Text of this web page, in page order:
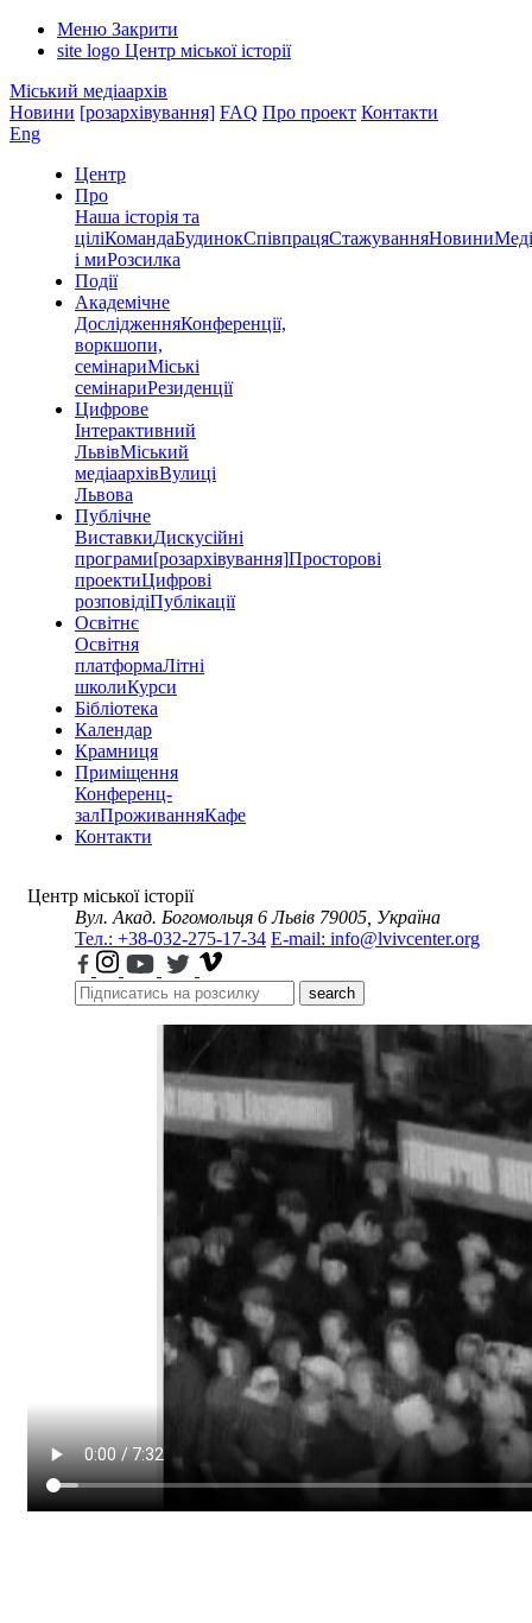
Меню Закрити
site logo Центр міської історії
Міський медіаархів
Новини [розархівування] FAQ Про проект Контакти
Eng
Центр
Про
Наша історія та
ціліКомандаБудинокСпівпрацяСтажуванняНовини
і миРозсилка
Події
Академічне
ДослідженняКонференції,
воркшопи,
семінариМіські
семінариРезиденції
Цифрове
Інтерактивний
ЛьвівМіський
медіаархівВулиці
Львова
Публічне
ВиставкиДискусійні
програми[розархівування]Просторові
проектиЦифрові
розповідіПублікації
Освітнє
Освітня
платформаЛітні
школиКурси
Бібліотека
Календар
Крамниця
Приміщення
Конференц-
залПроживанняКафе
Контакти
Центр міської історії
Вул. Акад. Богомольця 6 Львів 79005, Україна
Тел.: +38-032-275-17-34 E-mail: info@lvivcenter.org
search